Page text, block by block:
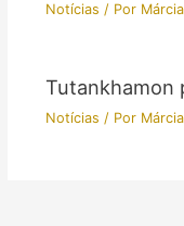
Notícias / Por
Tutankhamon
Notícias / Por